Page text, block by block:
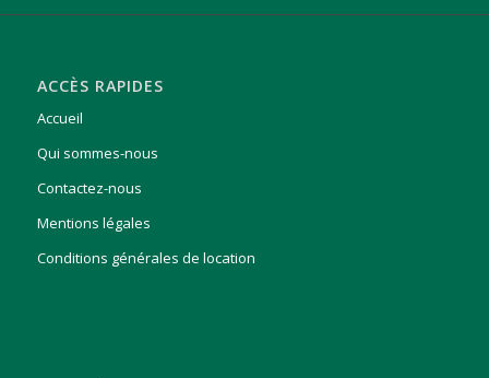
ACCÈS RAPIDES
Accueil
Qui sommes-nous
Contactez-nous
Mentions légales
Conditions générales de location